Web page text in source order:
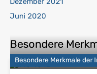
Juni 2020
Besondere
Besondere Merkmale der